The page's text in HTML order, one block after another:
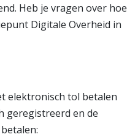
Heb je vragen over hoe
Digitale Overheid in
elektronisch tol betalen
geregistreerd en de